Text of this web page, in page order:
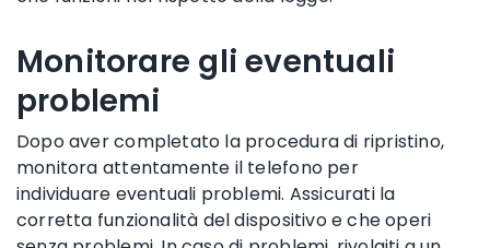
Monitorare gli eventuali
problemi
Dopo aver completato la procedura di ripristino,
monitora attentamente il telefono per
individuare eventuali problemi. Assicurati la
corretta funzionalità del dispositivo e che operi